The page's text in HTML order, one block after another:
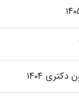
۱۴۰۴